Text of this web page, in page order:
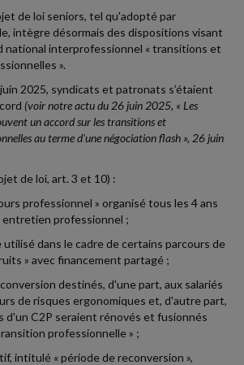
de loi seniors, tel qu'adopté par
intègre désormais des dispositions visant
national interprofessionnel « transitions et
».
2025, syndicats et patronats s’étaient
(voir notre actu du 26 juin 2025, « Les
un accord sur les transitions et
au terme d'une négociation flash », 26 juin
de loi, art. 3 et 10) :
professionnel » organisé tous les 4 ans
professionnel ;
dans le cadre de certains parcours de
» avec financement partagé ;
destinés, d'une part, aux salariés
de risques ergonomiques et, d'autre part,
d'un C2P seraient rénovés et fusionnés
professionnelle » ;
intitulé « période de reconversion »,